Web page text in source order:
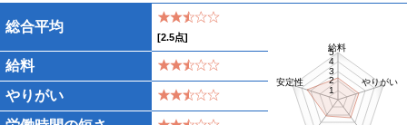
総合平均
[2.5点]
1
2
3
4
5
給料
やりがい
安定性
給料
やりがい